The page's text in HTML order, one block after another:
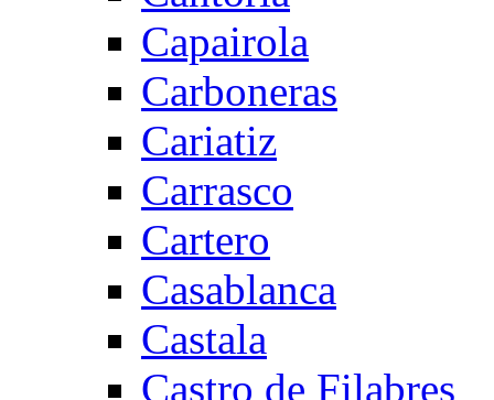
Capairola
Carboneras
Cariatiz
Carrasco
Cartero
Casablanca
Castala
Castro de Filabres